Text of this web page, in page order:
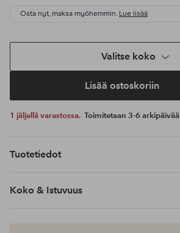
Osta nyt, maksa myöhemmin. Lue lisää
Valitse koko
Lisää ostoskoriin
1 jäljellä varastossa. Toimitetaan 3-6 arkipäivää
Tuotetiedot
Koko & Istuvuus